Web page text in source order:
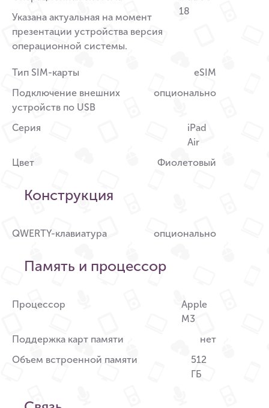
Указана актуальная на момент
презентации устройства версия
операционной системы.
18
Тип SIM-карты
eSIM
Подключение внешних
устройств по USB
опционально
Серия
iPad
Air
Цвет
Фиолетовый
Конструкция
QWERTY-клавиатура опционально
Память и процессор
Процессор
Apple
M3
Поддержка карт памяти
нет
Объем встроенной памяти
512
ГБ